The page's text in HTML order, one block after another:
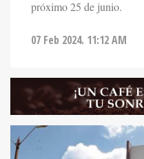
próximo 25 de junio.
07 Feb 2024. 11:12 AM